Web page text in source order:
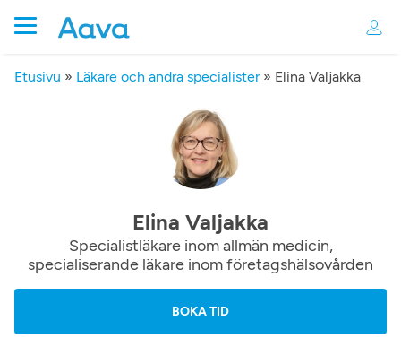
Etusivu » Läkare och andra specialister» Elina Valjakka
Elina Valjakka
Specialistläkare inom allmän medicin,
specialiserande läkare inom företagshälsovården
BOKA TID